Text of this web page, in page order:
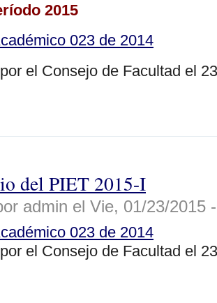
2015
023 de 2014
el Consejo de Facultad el
del PIET 2015-I
admin el Vie, 01/23/2015
023 de 2014
el Consejo de Facultad el